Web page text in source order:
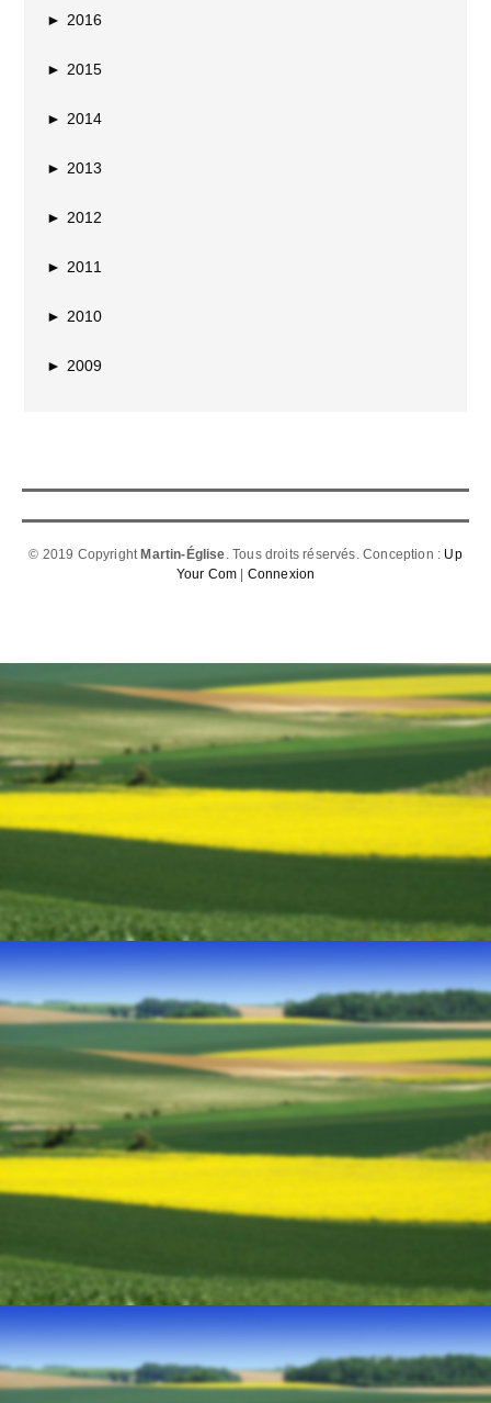
► 2016
► 2015
► 2014
► 2013
► 2012
► 2011
► 2010
► 2009
© 2019 Copyright Martin-Église. Tous droits réservés. Conception : Up
Your Com
Connexion